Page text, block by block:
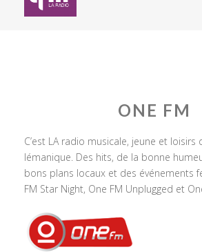
ONE FM
C’est LA radio musicale, jeune et loisirs
lémanique. Des hits, de la bonne
bons plans locaux et des événements
FM Star Night, One FM Unplugged et